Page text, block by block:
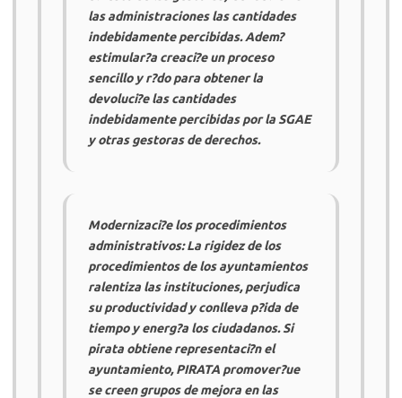
las administraciones las cantidades
indebidamente percibidas. Adem?
estimular?a creaci?e un proceso
sencillo y r?do para obtener la
devoluci?e las cantidades
indebidamente percibidas por la SGAE
y otras gestoras de derechos.
Modernizaci?e los procedimientos
administrativos: La rigidez de los
procedimientos de los ayuntamientos
ralentiza las instituciones, perjudica
su productividad y conlleva p?ida de
tiempo y energ?a los ciudadanos. Si
pirata obtiene representaci?n el
ayuntamiento,PIRATA promover?ue
se creen grupos de mejora en las